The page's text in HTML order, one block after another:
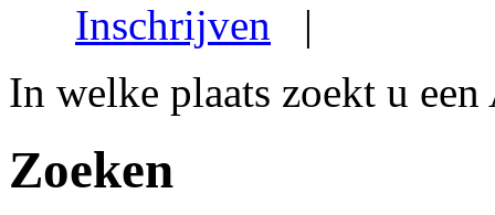
Inschrijven |
In welke plaats zoekt u
Zoeken